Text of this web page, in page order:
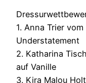
1. Anna Trier
Understatement
2. Katharina
auf Vanille
3. Kira Malou